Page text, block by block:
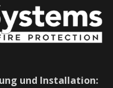
und Installation: